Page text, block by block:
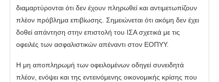
διαμαρτύρονται ότι δεν έχουν πληρωθεί και αντιμετωπίζουν
πλέον πρόβλημα επιβίωσης. Σημειώνεται ότι ακόμη δεν έχει
δοθεί απάντηση στην επιστολή του ΙΣΑ σχετικά με τις
οφειλές των ασφαλιστικών απέναντι στον ΕΟΠΥΥ.
Η μη αποπληρωμή των οφειλομένων οδηγεί συνειδητά
πλέον, ενόψει και της εντεινόμενης οικονομικής κρίσης που